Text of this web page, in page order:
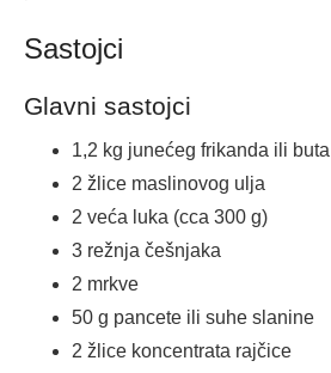
Sastojci
Glavni sastojci
1,2 kg junećeg frikanda ili buta
2 žlice maslinovog ulja
2 veća luka (cca 300 g)
3 režnja češnjaka
2 mrkve
50 g pancete ili suhe slanine
2 žlice koncentrata rajčice